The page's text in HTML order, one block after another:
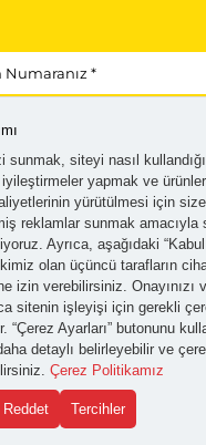
sunmak, siteyi nasıl
yapmak ve
yürütülmesi için size
reklamlar sunmak amacıyla
Ayrıca, aşağıdaki
olan üçüncü tarafların
izin verebilirsiniz. Onayınızı
sitenin işleyişi için gerekli
“Çerez Ayarları” butonunu
detaylı belirleyebilir ve
Çerez Politikamız
Reddet Tercihler